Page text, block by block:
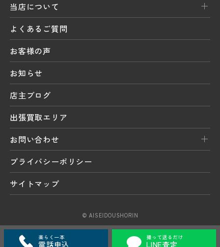
当店について
よくあるご質問
お客様の声
お知らせ
店主ブログ
出張買取エリア
お問い合わせ
プライバシーポリシー
サイトマップ
© AISEIDOUSHORIN
楽らく一本
電話申込
撮って送るだけ
LINE査定